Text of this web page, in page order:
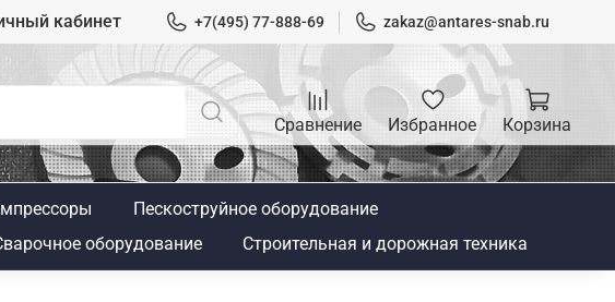
кабинет +7(495) 77-888-69 zakaz@antares-snab.ru
Сравнение Избранное Корзина
Пескоструйное оборудование
оборудование Строительная и дорожная техника